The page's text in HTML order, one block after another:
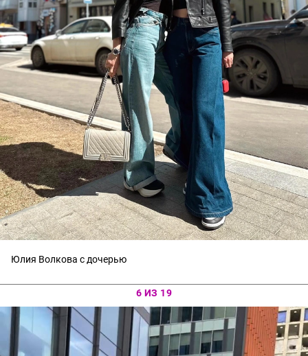
Юлия Волкова с дочерью
6 ИЗ 19